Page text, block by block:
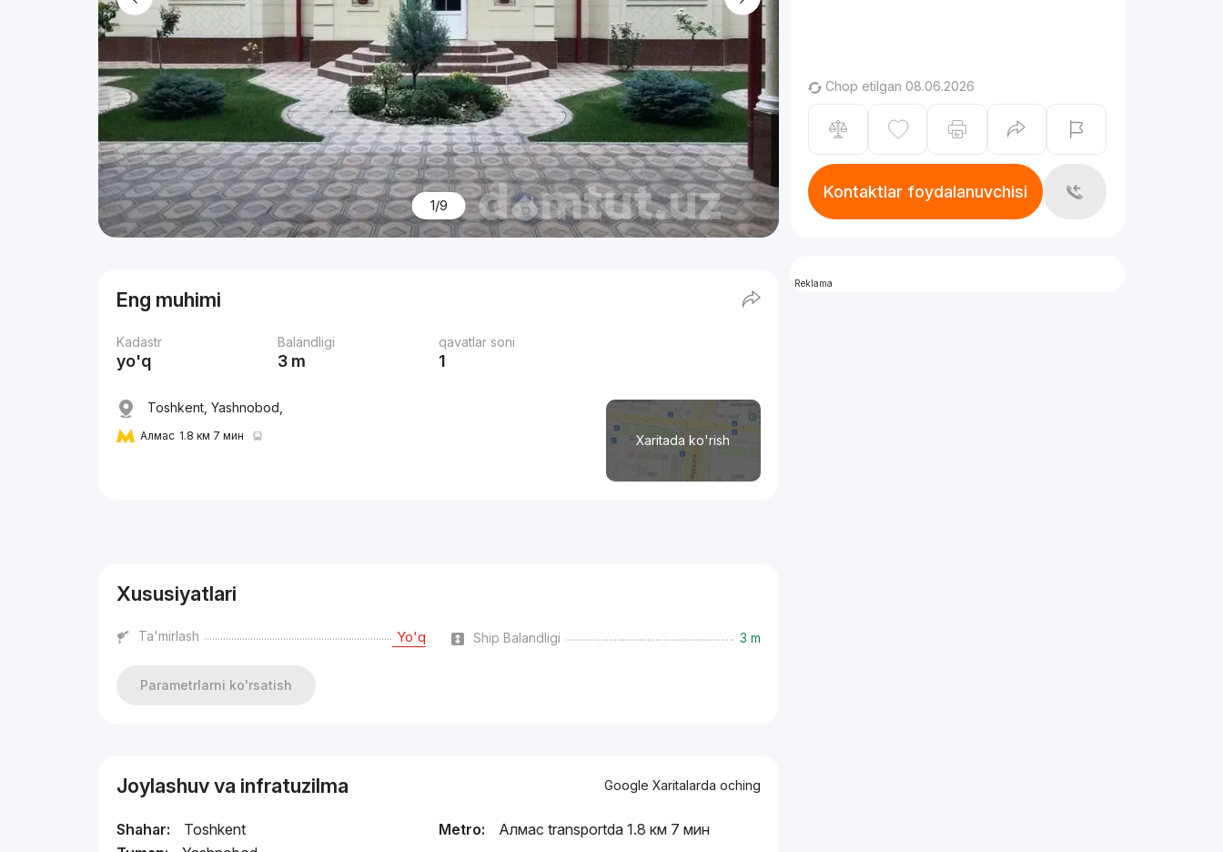
1/9
Eng muhimi
Kadastr
yo'q
Balandligi
3 m
qavatlar soni
1
Xaritada ko'rish
Toshkent, Yashnobod,
Алмас 1.8 км 7 мин
Xususiyatlari
Ta'mirlash Yo'q Ship Balandligi 3 m
Parametrlarni ko'rsatish
Joylashuv va infratuzilma Google Xaritalarda oching
Shahar:
Toshkent
Metro: Алмас transportda 1.8 км 7 мин
Chop etilgan 08.06.2026
Kontaktlar foydalanuvchisi
Reklama